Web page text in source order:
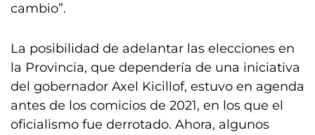
cambio”.
La posibilidad de adelantar las elecciones en
la Provincia, que dependería de una iniciativa
del gobernador Axel Kicillof, estuvo en agenda
antes de los comicios de 2021, en los que el
oficialismo fue derrotado. Ahora, algunos